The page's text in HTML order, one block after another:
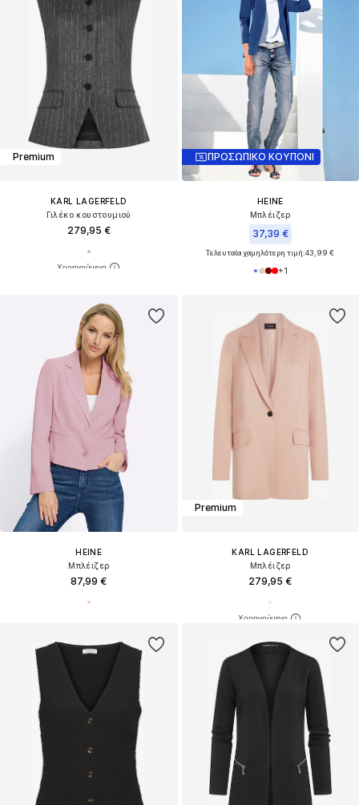
Premium
KARL LAGERFELD
Γιλέκο κουστουμιού
279,95 €
ΠΡΟΣΩΠΙΚΟ ΚΟΥΠΟΝΙ
HEINE
Μπλέιζερ
37,39 €
Τελευταία χαμηλότερη τιμή:43,99 €
+1
HEINE
Μπλέιζερ
87,99 €
Premium
KARL LAGERFELD
Μπλέιζερ
279,95 €